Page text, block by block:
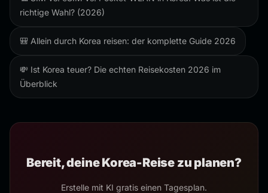
richtige Wahl? (2026)
🎒 Allein durch Korea reisen: der komplette Guide 2026
💸 Ist Korea teuer? Die echten Reisekosten 2026 im
Überblick
Bereit, deine Korea-Reise zu planen?
Erstelle mit KI gratis einen Tagesplan.